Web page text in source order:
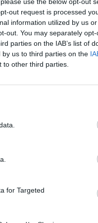
out request is processed
information utilized by us
out. You may separately
parties on the IAB’s list of
us to third parties on the
other third parties.
for Targeted
Santa